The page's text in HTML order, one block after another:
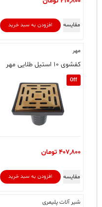
افزودن به سبد خرید مقایسه
مهر
کفشوی ۱۰ استیل طلایی مهر
Off
407,800 تومان
افزودن به سبد خرید مقایسه
شیر آلات پلیمری